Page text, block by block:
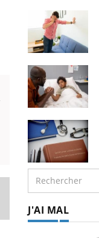
J'AI MAL